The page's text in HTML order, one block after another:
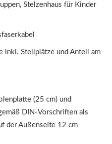
Stelzenhaus für Kinder
inkl. Stellplätze und Anteil am
(25 cm) und
DIN-Vorschriften als
der Außenseite 12 cm